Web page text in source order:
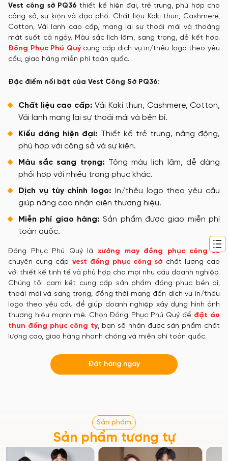
Vest công sở PQ36 thiết kế hiện đại, trẻ trung, phù hợp cho
công sở, sự kiện và dạo phố. Chất liệu Kaki thun, Cashmere,
Cotton, Vải lanh cao cấp, mang lại sự thoải mái và thoáng
mát suốt cả ngày. Màu sắc lịch lãm, sang trọng, dễ kết hợp.
Đồng Phục Phú Quýcung cấp dịch vụ in/thêu logo theo yêu
cầu, giao hàng miễn phí toàn quốc.
Đặc điểm nổi bật của Vest Công Sở PQ36:
Chất liệu cao cấp: Vải Kaki thun, Cashmere, Cotton,
Vải lanh mang lại sự thoải mái và bền bỉ.
Kiểu dáng hiện đại: Thiết kế trẻ trung, năng động,
phù hợp với công sở và sự kiện.
Màu sắc sang trọng: Tông màu lịch lãm, dễ dàng
phối hợp với nhiều trang phục khác.
Dịch vụ tùy chỉnh logo: In/thêu logo theo yêu cầu
giúp nâng cao nhận diện thương hiệu.
Miễn phí giao hàng: Sản phẩm được giao miễn phí
toàn quốc.
Đồng Phục Phú Quý là xưởng may đồng phục công sở
chuyên cung cấp vest đồng phục công sở chất lượng cao
với thiết kế tinh tế và phù hợp cho mọi nhu cầu doanh nghiệp.
Chúng tôi cam kết cung cấp sản phẩm đồng phục bền bỉ,
thoải mái và sang trọng, đồng thời mang đến dịch vụ in/thêu
logo theo yêu cầu để giúp doanh nghiệp xây dựng hình ảnh
thương hiệu mạnh mẽ. Chọn Đồng Phục Phú Quý để đặt áo
thun đồng phục công ty, bạn sẽ nhận được sản phẩm chất
lượng cao, giao hàng nhanh chóng và miễn phí toàn quốc.
Đặt hàng ngay
Sản phẩm
Sản phẩm tương tự